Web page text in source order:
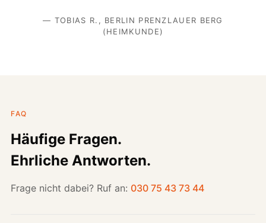
— TOBIAS R., BERLIN PRENZLAUER BERG
(HEIMKUNDE)
FAQ
Häufige Fragen.
Ehrliche Antworten.
Frage nicht dabei? Ruf an: 030 75 43 73 44